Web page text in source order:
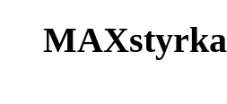
MAXstyrka